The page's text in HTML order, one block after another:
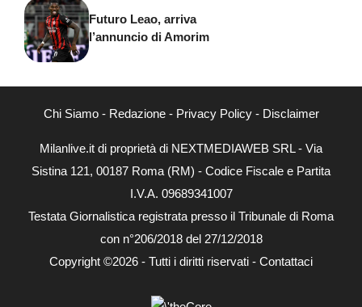
Futuro Leao, arriva
l’annuncio di Amorim
Chi Siamo- Redazione- Privacy Policy- Disclaimer
Milanlive.it di proprietà di NEXTMEDIAWEB SRL - Via
Sistina 121, 00187 Roma (RM) - Codice Fiscale e Partita
I.V.A. 09689341007
Testata Giornalistica registrata presso il Tribunale di Roma
con n°206/2018 del 27/12/2018
Copyright ©2026 - Tutti i diritti riservati - Contattaci